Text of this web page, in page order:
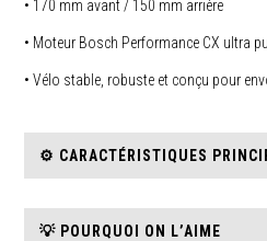
• 170 mm avant / 150 mm arrière
• Moteur Bosch Performance CX ultra
• Vélo stable, robuste et conçu pour
⚙️ CARACTÉRISTIQUES
💡 POURQUOI ON L’AIME